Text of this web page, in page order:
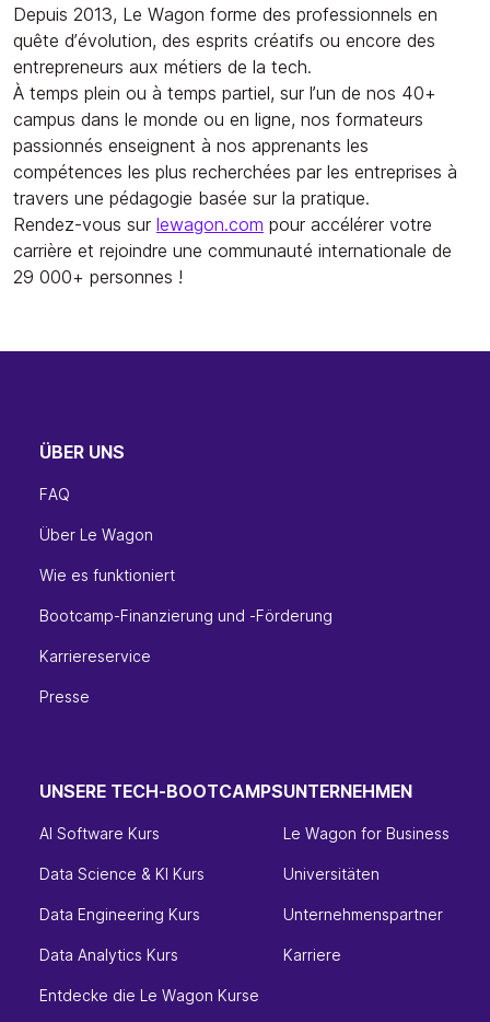
Depuis 2013, Le Wagon forme des professionnels en
quête d’évolution, des esprits créatifs ou encore des
entrepreneurs aux métiers de la tech.
À temps plein ou à temps partiel, sur l’un de nos 40+
campus dans le monde ou en ligne, nos formateurs
passionnés enseignent à nos apprenants les
compétences les plus recherchées par les entreprises à
travers une pédagogie basée sur la pratique.
Rendez-vous sur lewagon.com pour accélérer votre
carrière et rejoindre une communauté internationale de
29 000+ personnes !
ÜBER UNS
FAQ
Über Le Wagon
Wie es funktioniert
Bootcamp-Finanzierung und -Förderung
Karriereservice
Presse
UNSERE TECH-BOOTCAMPS
AI Software Kurs
Data Science & KI Kurs
Data Engineering Kurs
Data Analytics Kurs
Entdecke die Le Wagon Kurse
UNTERNEHMEN
Le Wagon for Business
Universitäten
Unternehmenspartner
Karriere